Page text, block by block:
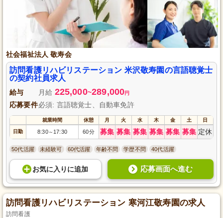
社会福祉法人 敬寿会
訪問看護リハビリステーション 米沢敬寿園の言語聴覚士
の契約社員求人
給与 月給 225,000~289,000円
応募要件必須: 言語聴覚士、自動車免許
就業時間 休憩 月 火 水 木 金 土 日
日勤 8:30～ 17:30 60分 募集 募集 募集 募集 募集 募集 定休
50代活躍 未経験可 60代活躍 年齢不問 学歴不問 40代活躍
お気に入り に追加 応募画面へ進む
訪問看護リハビリステーション 寒河江敬寿園の求人
訪問看護